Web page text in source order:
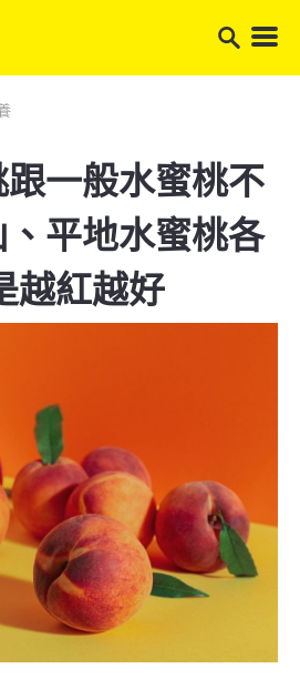
一般水蜜桃不
、平地水蜜桃各
越紅越好